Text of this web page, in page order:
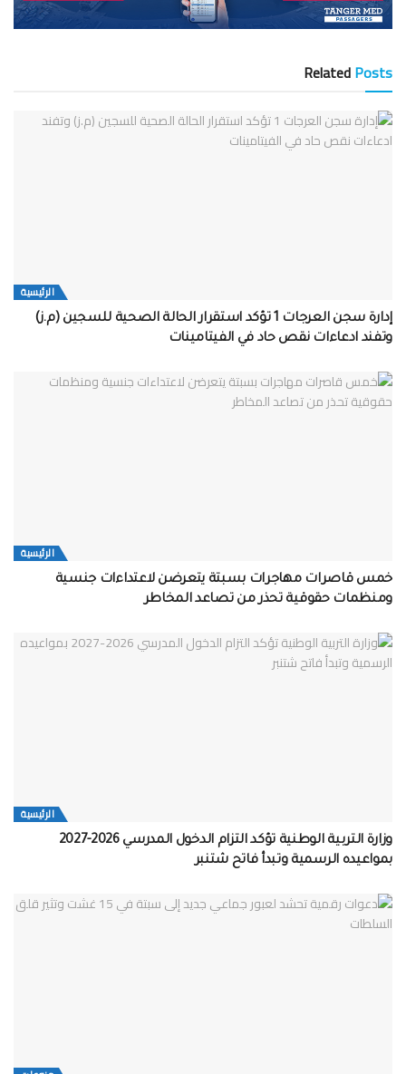
RelatedPosts
الرئيسية
إدارة سجن العرجات 1 تؤكد استقرار الحالة الصحية للسجين (م.ز)
وتفند ادعاءات نقص حاد في الفيتامينات
الرئيسية
خمس قاصرات مهاجرات بسبتة يتعرضن لاعتداءات جنسية
ومنظمات حقوقية تحذر من تصاعد المخاطر
الرئيسية
وزارة التربية الوطنية تؤكد التزام الدخول المدرسي 2026-2027
بمواعيده الرسمية وتبدأ فاتح شتنبر